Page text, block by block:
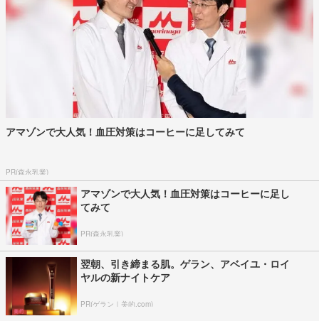
アマゾンで大人気！血圧対策はコーヒーに足してみて
PR(森永乳業)
アマゾンで大人気！血圧対策はコーヒーに足し
てみて
PR(森永乳業)
翌朝、引き締まる肌。ゲラン、アベイユ・ロイ
ヤルの新ナイトケア
PR(ゲラン｜美的.com)